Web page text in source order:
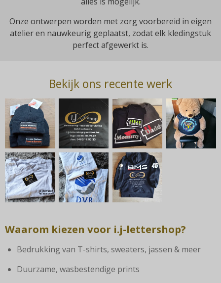
Onze ontwerpen worden met zorg voorbereid in eigen
atelier en nauwkeurig geplaatst, zodat elk kledingstuk
perfect afgewerkt is.
Bekijk ons recente werk
Waarom kiezen voor i.j-lettershop?
Bedrukking van T-shirts, sweaters, jassen & meer
Duurzame, wasbestendige prints